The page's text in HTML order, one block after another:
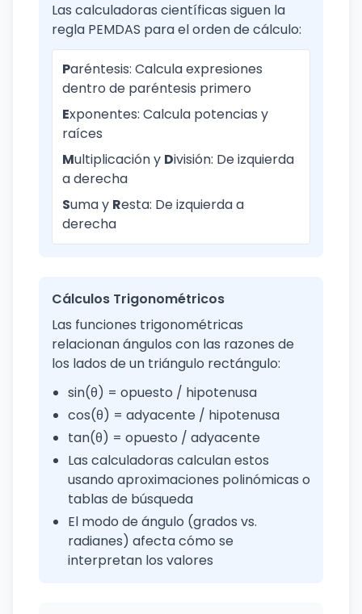
Las calculadoras científicas siguen la
regla PEMDAS para el orden de cálculo:
Paréntesis: Calcula expresiones
dentro de paréntesis primero
Exponentes: Calcula potencias y
raíces
Multiplicación y División: De izquierda
a derecha
Suma y Resta: De izquierda a
derecha
Cálculos Trigonométricos
Las funciones trigonométricas
relacionan ángulos con las razones de
los lados de un triángulo rectángulo:
sin(θ) = opuesto / hipotenusa
cos(θ) = adyacente / hipotenusa
tan(θ) = opuesto / adyacente
Las calculadoras calculan estos
usando aproximaciones polinómicas o
tablas de búsqueda
El modo de ángulo (grados vs.
radianes) afecta cómo se
interpretan los valores